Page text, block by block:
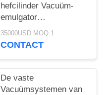
Schoonheidsmiddelen
hefcilinder Vacuüm-
emulgator
Homogenisator voor
homogeen mengsel
35000USD MOQ:1
CONTACT
De vaste
Vacuümsystemen van